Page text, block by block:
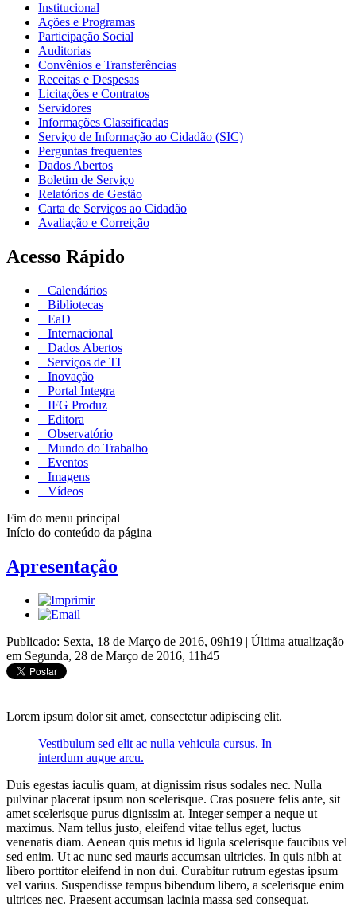
Institucional
Ações e Programas
Participação Social
Auditorias
Convênios e Transferências
Receitas e Despesas
Licitações e Contratos
Servidores
Informações Classificadas
Serviço de Informação ao Cidadão (SIC)
Perguntas frequentes
Dados Abertos
Boletim de Serviço
Relatórios de Gestão
Carta de Serviços ao Cidadão
Avaliação e Correição
Acesso Rápido
Calendários
Bibliotecas
EaD
Internacional
Dados Abertos
Serviços de TI
Inovação
Portal Integra
IFG Produz
Editora
Observatório
Mundo do Trabalho
Eventos
Imagens
Vídeos
Fim do menu principal
Início do conteúdo da página
Apresentação
Publicado: Sexta, 18 de Março de 2016, 09h19 | Última atualização
em Segunda, 28 de Março de 2016, 11h45
Lorem ipsum dolor sit amet, consectetur adipiscing elit.
Vestibulum sed elit ac nulla vehicula cursus. In
interdum augue arcu.
Duis egestas iaculis quam, at dignissim risus sodales nec. Nulla
pulvinar placerat ipsum non scelerisque. Cras posuere felis ante, sit
amet scelerisque purus dignissim at. Integer semper a neque ut
maximus. Nam tellus justo, eleifend vitae tellus eget, luctus
venenatis diam. Aenean quis metus id ligula scelerisque faucibus vel
sed enim. Ut ac nunc sed mauris accumsan ultricies. In quis nibh at
libero porttitor eleifend in non dui. Curabitur rutrum egestas ipsum
vel varius. Suspendisse tempus bibendum libero, a scelerisque enim
ultrices nec. Praesent accumsan lacinia massa sed consequat.